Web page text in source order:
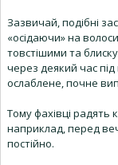
Зазвичай, подібні
«осідаючи» на
товстішими та
через деякий час
ослаблене, почне
Тому фахівці радять
наприклад, перед
постійно.